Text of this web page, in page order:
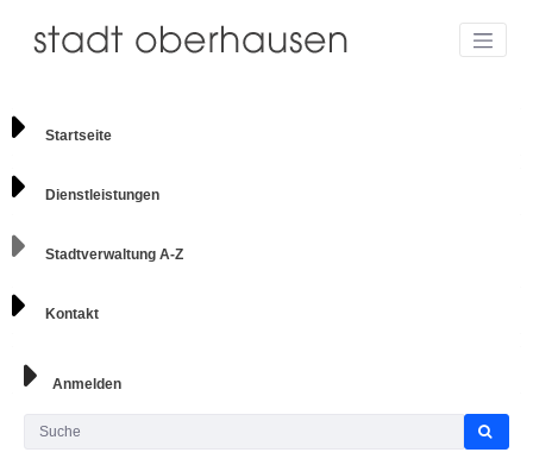
Startseite
Dienstleistungen
Stadtverwaltung A-Z
Kontakt
Anmelden